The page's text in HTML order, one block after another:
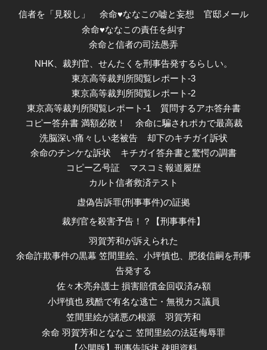
信者を「見殺し」 余命♥ななこの嘘と妄想
官邸メール
余命♥ななこの責任を糾す
余命と信者の司法愚弄
NHK、裁判官、せんたくを刑事告発するらしい。
東京高等裁判所閲覧レポート-3
東京高等裁判所閲覧レポート-2
東京高等裁判所閲覧レポート-1
質問するアホ答弁書
コピー答弁書 満額必敗！
余命に騙されポカで最高裁
洗脳深い痛々しい老被告
却下のキチガイ訴状
余命のチンケな訴状
キチガイ答弁書と驚愕の調書
コピー乙号証
マスコミ報道履歴
カルト信者救済テスト
虚偽告訴罪(刑事事件)の証拠
裁判官を殺害予告！？【刑事事件】
羽賀芳和が訴えられた
余命詐欺事件の黒幕 笠間里絵、小坪慎也、肥後信嗣を刑事
告発する
佐々木亮弁護士 損害賠償金回収済み額
小坪慎也 残酷で有名な逃亡・無視カス議員
笠間里絵が諸悪の根源
羽賀芳和
余命 羽賀芳和とななこ 笠間里絵の法廷侮辱罪